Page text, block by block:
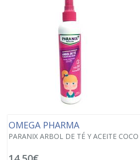
OMEGA PHARMA
PARANIX ARBOL DE TÉ Y ACEITE